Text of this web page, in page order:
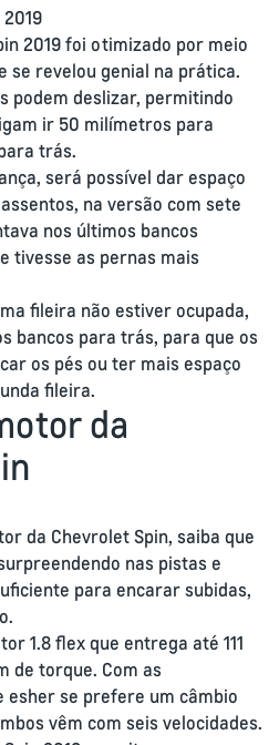
2019 foi otimizado por meio
se revelou genial na prática.
podem deslizar, permitindo
ir 50 milímetros para
trás.
será possível dar espaço
na versão com sete
nos últimos bancos
tivesse as pernas mais
fileira não estiver ocupada,
bancos para trás, para que os
os pés ou ter mais espaço
fileira.
da
da Chevrolet Spin, saiba que
nas pistas e
para encarar subidas,
1.8 flex que entrega até 111
de torque. Com as
esher se prefere um câmbio
vêm com seis velocidades.